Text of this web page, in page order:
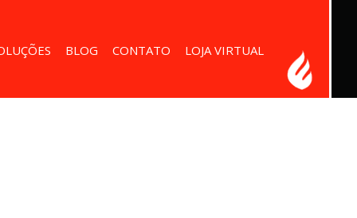
BLOG CONTATO LOJA VIRTUAL